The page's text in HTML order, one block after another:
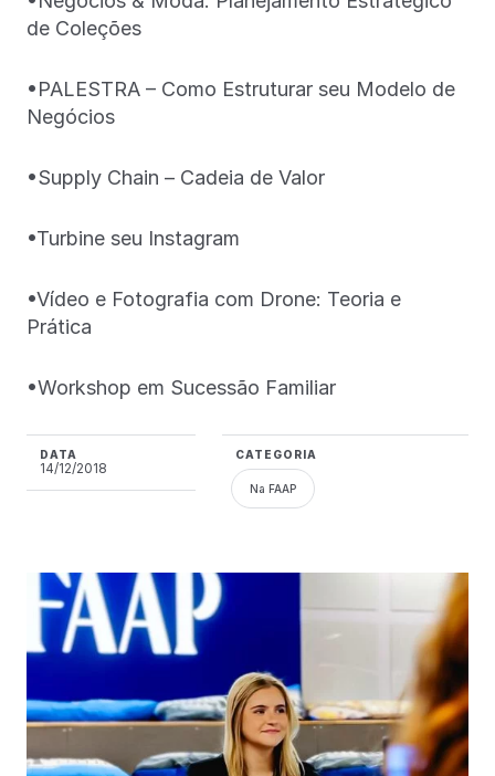
de Coleções
•PALESTRA – Como Estruturar seu Modelo de
Negócios
•Supply Chain – Cadeia de Valor
•Turbine seu Instagram
•Vídeo e Fotografia com Drone: Teoria e
Prática
•Workshop em Sucessão Familiar
DATA
14/12/2018
CATEGORIA
Na FAAP